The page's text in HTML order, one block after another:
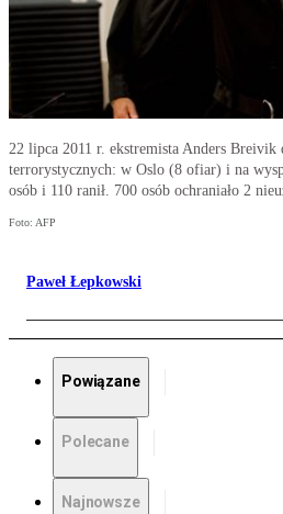
22 lipca 2011 r. ekstremista Anders Breivik
terrorystycznych: w Oslo (8 ofiar) i na
osób i 110 ranił. 700 osób ochraniało 2
Foto: AFP
Paweł Łepkowski
Powiązane
Polecane
Najnowsze